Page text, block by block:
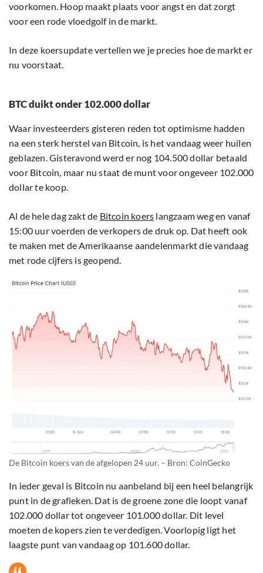
voorkomen. Hoop maakt plaats voor angst en dat zorgt
voor een rode vloedgolf in de markt.
In deze koersupdate vertellen we je precies hoe de markt er
nu voorstaat.
BTC duikt onder 102.000 dollar
Waar investeerders gisteren reden tot optimisme hadden
na een sterk herstel van Bitcoin, is het vandaag weer huilen
geblazen. Gisteravond werd er nog 104.500 dollar betaald
voor Bitcoin, maar nu staat de munt voor ongeveer 102.000
dollar te koop.
Al de hele dag zakt de Bitcoin koers langzaam weg en vanaf
15:00 uur voerden de verkopers de druk op. Dat heeft ook
te maken met de Amerikaanse aandelenmarkt die vandaag
met rode cijfers is geopend.
De Bitcoin koers van de afgelopen 24 uur. – Bron: CoinGecko
In ieder geval is Bitcoin nu aanbeland bij een heel belangrijk
punt in de grafieken. Dat is de groene zone die loopt vanaf
102.000 dollar tot ongeveer 101.000 dollar. Dit level
moeten de kopers zien te verdedigen. Voorlopig ligt het
laagste punt van vandaag op 101.600 dollar.